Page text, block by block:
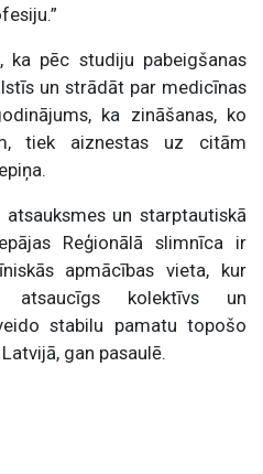
ka pēc studiju pabeigšanas
un strādāt par medicīnas
ka zināšanas, ko
tiek aiznestas uz citām
un starptautiskā
Reģionālā slimnīca ir
apmācības vieta, kur
atsaucīgs kolektīvs un
stabilu pamatu topošo
gan pasaulē.